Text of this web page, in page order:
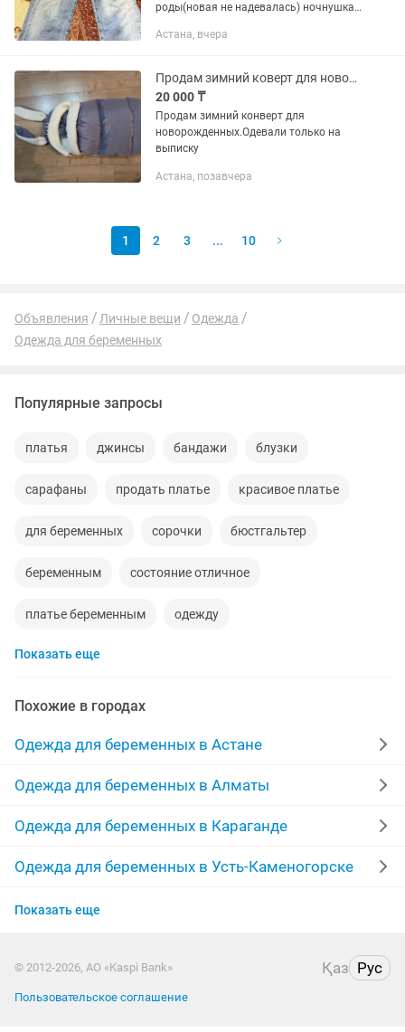
роды(новая не надевалась) ночнушка
, сломана одна петелька. Тапочки и
Астана, вчера
Продам зимний коверт для новорожденных
20 000 ₸
Продам зимний конверт для
новорожденных.Одевали только на
выписку
Астана, позавчера
1 2 3 ... 10
Объявления Личные вещи
Одежда
Одежда для беременных
Популярные запросы
платья джинсы бандажи блузки
сарафаны продать платье красивое платье
для беременных сорочки бюстгальтер
беременным состояние отличное
платье беременным одежду
бандаж для беременных
зимние теплы берем куртка для
платья для беременных юбка осени
мама брюки одежда беременным
джинсы для вещей джинсы для беременных
брюки для
Показать еще
Похожие в городах
Одежда для беременных в Астане
Одежда для беременных в Алматы
Одежда для беременных в Караганде
Одежда для беременных в Усть-Каменогорске
Одежда для беременных в Актау
Одежда для беременных в Павлодаре
Показать еще
© 2012-2026, АО «Kaspi Bank» Қаз Рус
Пользовательское соглашение